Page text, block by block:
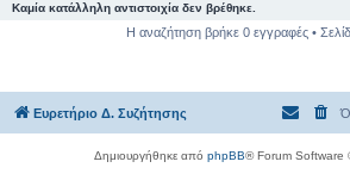
Καμία κατάλληλη αντιστοιχία δεν βρέθηκε.
Η αναζήτηση βρήκε 0 εγγραφές •
Ευρετήριο Δ. Συζήτησης
Δημιουργήθηκε από phpBB® Forum Software